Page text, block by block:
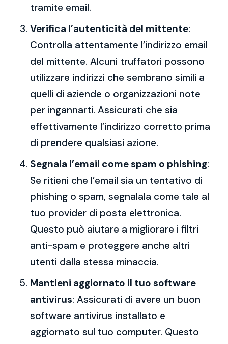
tramite email.
Verifica l’autenticità del mittente:
Controlla attentamente l’indirizzo email
del mittente. Alcuni truffatori possono
utilizzare indirizzi che sembrano simili a
quelli di aziende o organizzazioni note
per ingannarti. Assicurati che sia
effettivamente l’indirizzo corretto prima
di prendere qualsiasi azione.
Segnala l’email come spam o phishing:
Se ritieni che l’email sia un tentativo di
phishing o spam, segnalala come tale al
tuo provider di posta elettronica.
Questo può aiutare a migliorare i filtri
anti-spam e proteggere anche altri
utenti dalla stessa minaccia.
Mantieni aggiornato il tuo software
antivirus: Assicurati di avere un buon
software antivirus installato e
aggiornato sul tuo computer. Questo